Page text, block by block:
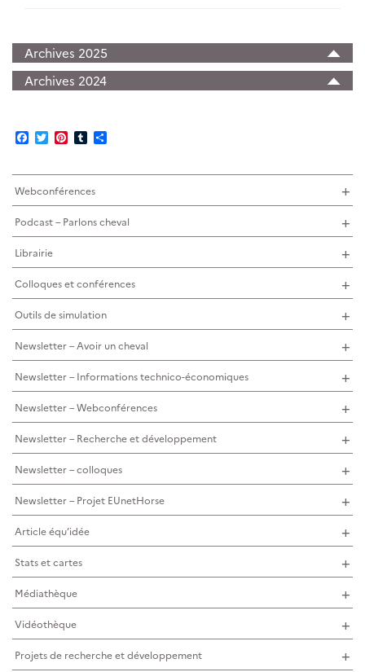
Archives 2025
Archives 2024
Facebook
TwitterPinterest
Tumblr
Webconférences
Podcast – Parlons cheval
Librairie
Colloques et conférences
Outils de simulation
Newsletter – Avoir un cheval
Newsletter – Informations technico-économiques
Newsletter – Webconférences
Newsletter – Recherche et développement
Newsletter – colloques
Newsletter – Projet EUnetHorse
Article équ’idée
Stats et cartes
Médiathèque
Vidéothèque
Projets de recherche et développement